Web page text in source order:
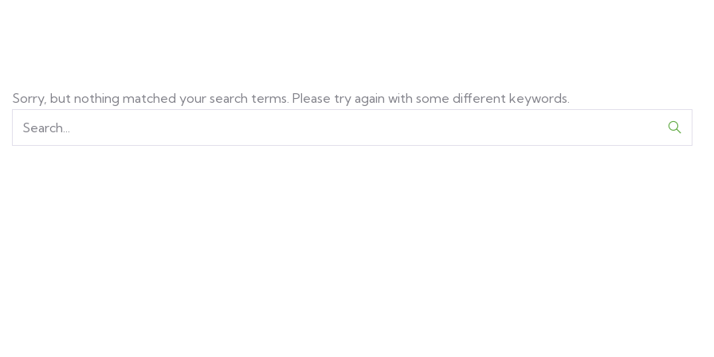
Sorry, but nothing matched your search terms. Please try again with some different keywords.